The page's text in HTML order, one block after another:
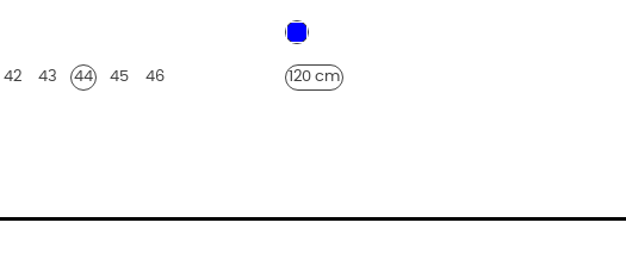
42 43 44 45 46
Façon
marine
120 cm